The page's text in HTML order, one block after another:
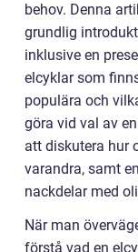
behov. Denna
grundlig
inklusive en
elcyklar som
populära och
göra vid val av
att diskutera hur
varandra, samt
nackdelar med
När man
förstå vad en